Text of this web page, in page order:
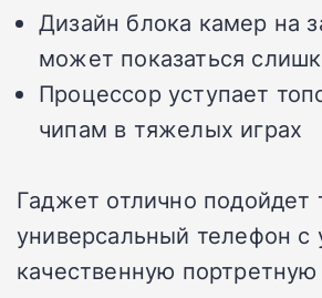
Дизайн блока камер на
может показаться
Процессор уступает
чипам в тяжелых играх
Гаджет отлично подойдет
универсальный телефон с
качественную